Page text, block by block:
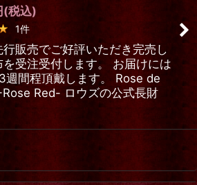
(税込)
1件
行販売でご好評いただき完売し
を受注受付します。 お届けには
週間程頂戴します。 Rose de
Red- ロウズの公式長財